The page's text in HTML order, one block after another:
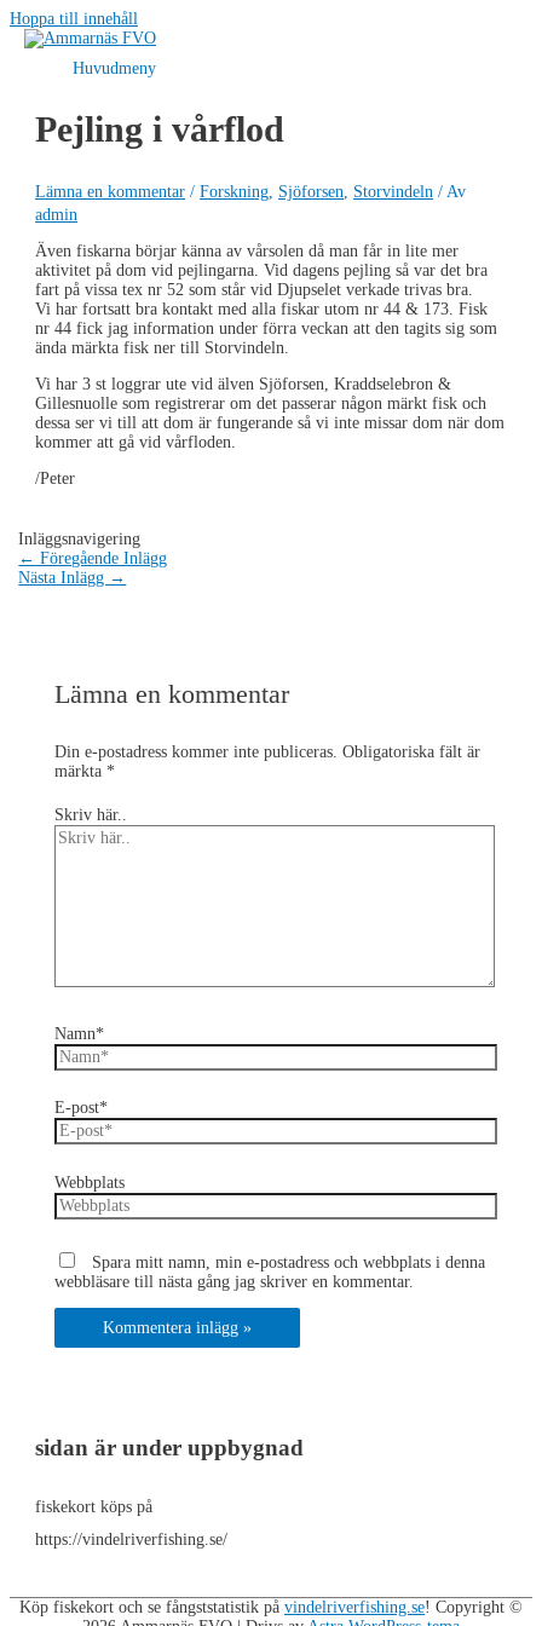
Hoppa till innehåll
Huvudmeny
Pejling i vårflod
Lämna en kommentar /Forskning Sjöforsen Storvindeln / Av
admin
Även fiskarna börjar känna av vårsolen då man får in lite mer
aktivitet på dom vid pejlingarna. Vid dagens pejling så var det bra
fart på vissa tex nr 52 som står vid Djupselet verkade trivas bra.
Vi har fortsatt bra kontakt med alla fiskar utom nr 44 & 173. Fisk
nr 44 fick jag information under förra veckan att den tagits sig som
ända märkta fisk ner till Storvindeln.
Vi har 3 st loggrar ute vid älven Sjöforsen, Kraddselebron &
Gillesnuolle som registrerar om det passerar någon märkt fisk och
dessa ser vi till att dom är fungerande så vi inte missar dom när dom
kommer att gå vid vårfloden.
/Peter
Inläggsnavigering
← Föregående Inlägg
Nästa Inlägg →
Lämna en kommentar
Din e-postadress kommer inte publiceras. Obligatoriska fält är
märkta *
Skriv här..
Namn*
E-post*
Webbplats
Spara mitt namn, min e-postadress och webbplats i denna
webbläsare till nästa gång jag skriver en kommentar.
sidan är under uppbygnad
fiskekort köps på
https://vindelriverfishing.se/
Köp fiskekort och se fångststatistik på vindelriverfishing.se! Copyright ©